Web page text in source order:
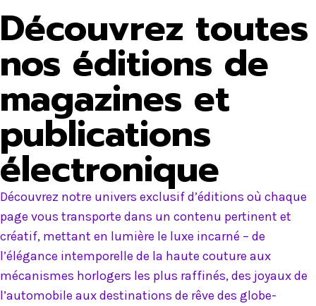
Découvrez toutes
nos éditions de
magazines et
publications
électronique
Découvrez notre univers exclusif d’éditions où chaque
page vous transporte dans un contenu pertinent et
créatif, mettant en lumière le luxe incarné – de
l’élégance intemporelle de la haute couture aux
mécanismes horlogers les plus raffinés, des joyaux de
l’automobile aux destinations de rêve des globe-